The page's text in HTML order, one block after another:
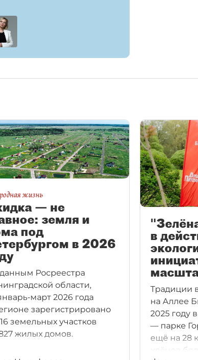
жизнь
— не
земля и
под
в 2026
Росреестра
области,
март 2026 года
зарегистрировано
земельных участков
жилых домов.
в
Традиции
на Аллее
2025 году
— парке
ещё на 28
клёнов